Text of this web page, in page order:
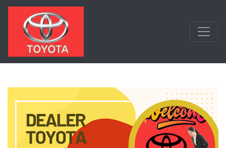
Langsung ke konten utama